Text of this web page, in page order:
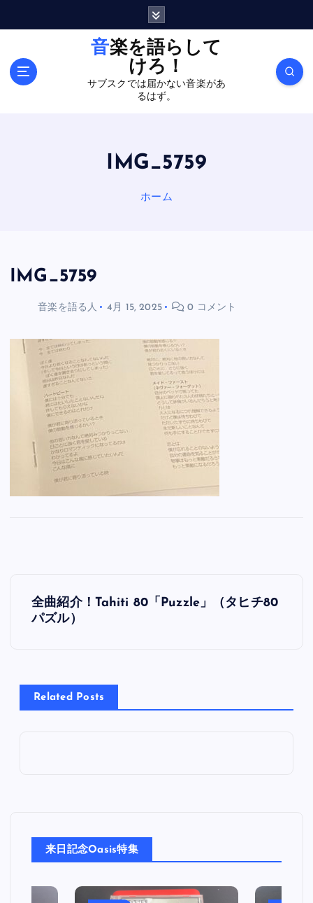
音楽を語らして
けろ！
サブスクでは届かない音楽があ
るはず。
IMG_5759
ホーム
IMG_5759
音楽を語る人 4月 15, 2025 0 コメント
投
稿
ビ
ョ
ン
全曲紹介！Tahiti 80「Puzzle」（タヒチ80
パズル）
Related Posts
来日記念Oasis特集